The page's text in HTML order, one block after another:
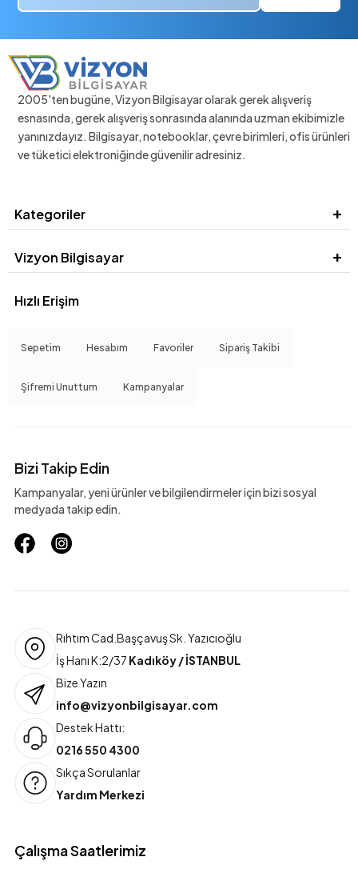
2005'ten bugüne, Vizyon Bilgisayar olarak gerek alışveriş
esnasında, gerek alışveriş sonrasında alanında uzman ekibimizle
yanınızdayız. Bilgisayar, notebooklar, çevre birimleri, ofis ürünleri
ve tüketici elektroniğinde güvenilir adresiniz.
Kategoriler
Vizyon Bilgisayar
Hızlı Erişim
Sepetim Hesabım Favoriler Sipariş Takibi
Şifremi Unuttum Kampanyalar
Bizi Takip Edin
Kampanyalar, yeni ürünler ve bilgilendirmeler için bizi sosyal
medyada takip edin.
Rıhtım Cad.Başçavuş Sk. Yazıcıoğlu
İş Hanı K:2/37 Kadıköy / İSTANBUL
Bize Yazın
info@vizyonbilgisayar.com
Destek Hattı:
0216 550 4300
Sıkça Sorulanlar
Yardım Merkezi
Çalışma Saatlerimiz